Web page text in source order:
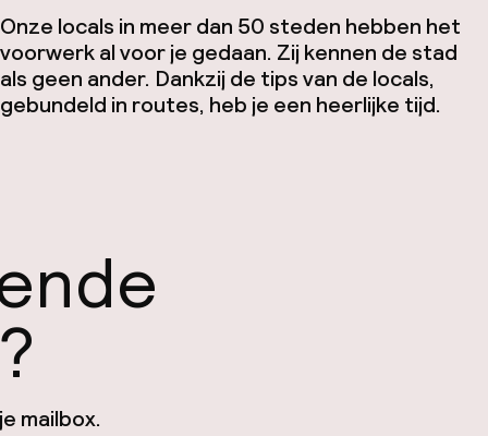
Onze locals in meer dan 50 steden hebben het
voorwerk al voor je gedaan. Zij kennen de stad
als geen ander. Dankzij de tips van de locals,
gebundeld in routes, heb je een heerlijke tijd.
mailbox.